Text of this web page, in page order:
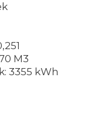
M3
3355 kWh